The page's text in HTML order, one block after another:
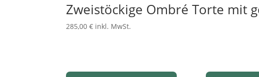
Zweistöckige Ombré Torte mit
285,00€ inkl. MwSt.